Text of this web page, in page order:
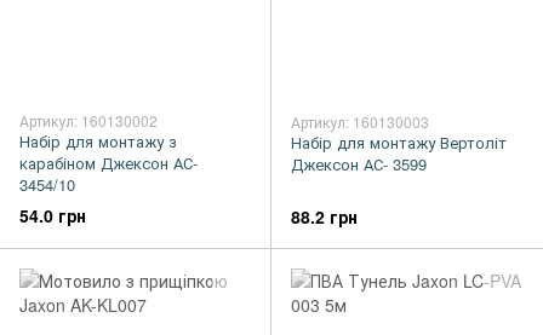
Артикул: 160130002
Набір для монтажу з
карабіном Джексон АС-
3454/10
54.0 грн
Артикул: 160130003
Набір для монтажу Вертоліт
Джексон АС- 3599
88.2 грн